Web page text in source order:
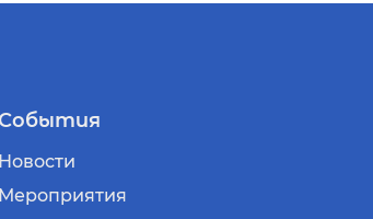
Новости
Мероприятия